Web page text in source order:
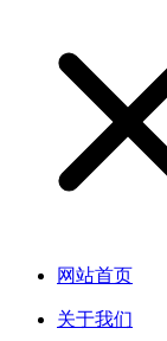
网站首页
关于我们